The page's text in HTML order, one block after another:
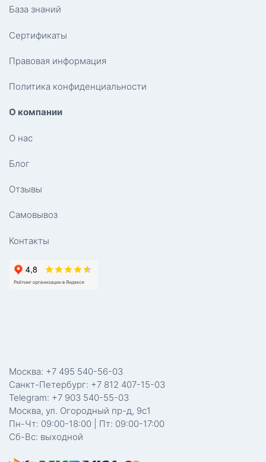
База знаний
Сертификаты
Правовая информация
Политика конфиденциальности
О компании
О нас
Блог
Отзывы
Самовывоз
Контакты
Москва: +7 495 540-56-03
Санкт-Петербург: +7 812 407-15-03
Telegram: +7 903 540-55-03
Москва, ул. Огородный пр-д, 9с1
Пн-Чт: 09:00-18:00 | Пт: 09:00-17:00
Сб-Вс: выходной